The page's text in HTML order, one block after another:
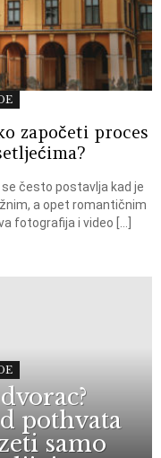
započeti proces
često postavlja kad je
a opet romantičnim
fotografija i video […]
pothvata
samo